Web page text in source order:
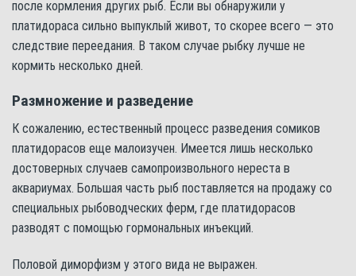
после кормления других рыб. Если вы обнаружили у
платидораса сильно выпуклый живот, то скорее всего — это
следствие переедания. В таком случае рыбку лучше не
кормить несколько дней.
Размножение и разведение
К сожалению, естественный процесс разведения сомиков
платидорасов еще малоизучен. Имеется лишь несколько
достоверных случаев самопроизвольного нереста в
аквариумах. Большая часть рыб поставляется на продажу со
специальных рыбоводческих ферм, где платидорасов
разводят с помощью гормональных инъекций.
Половой диморфизм у этого вида не выражен.